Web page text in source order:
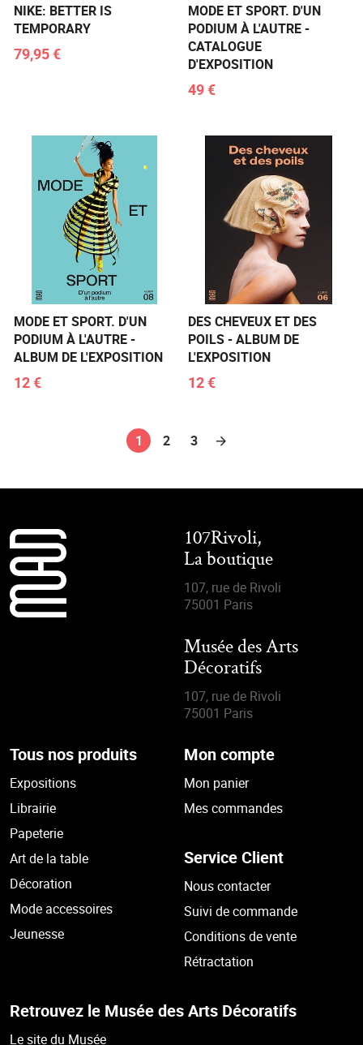
NIKE: BETTER IS
TEMPORARY
79,95 €
MODE ET SPORT. D'UN
PODIUM À L'AUTRE -
CATALOGUE
D'EXPOSITION
49 €
MODE ET SPORT. D'UN
PODIUM À L'AUTRE -
ALBUM DE L'EXPOSITION
12 €
DES CHEVEUX ET DES
POILS - ALBUM DE
L'EXPOSITION
12 €
1 2 3
107Rivoli,
La boutique
107, rue de Rivoli
75001 Paris
Musée des Arts
Décoratifs
107, rue de Rivoli
75001 Paris
Tous nos produits
Expositions
Librairie
Papeterie
Art de la table
Décoration
Mode accessoires
Jeunesse
Mon compte
Mon panier
Mes commandes
Service Client
Nous contacter
Suivi de commande
Conditions de vente
Rétractation
Retrouvez le Musée des Arts Décoratifs
Le site du Musée